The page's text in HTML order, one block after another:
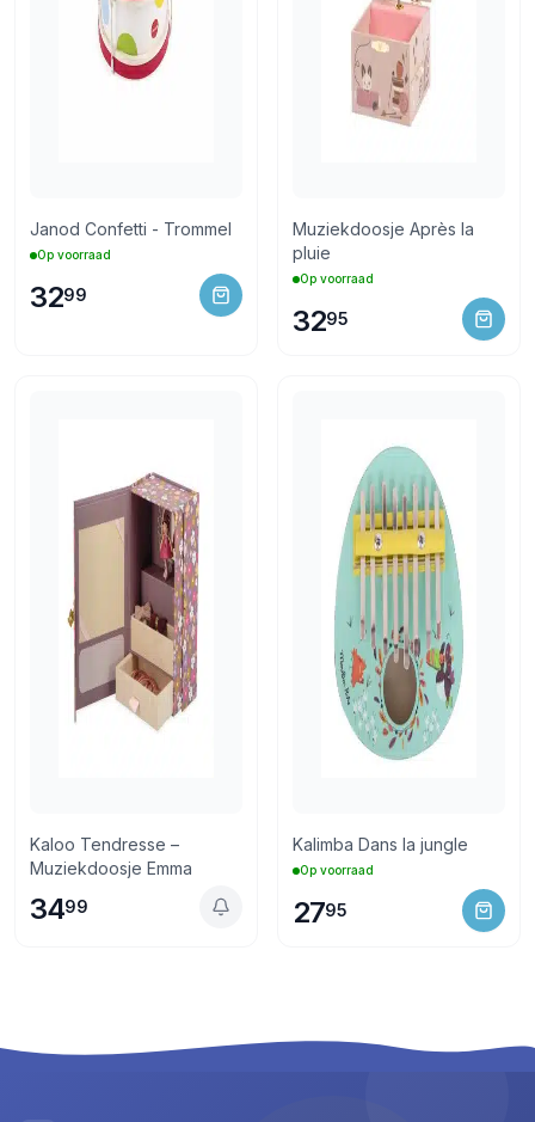
Janod Confetti - Trommel
Op voorraad
3299
Muziekdoosje Après la
pluie
Op voorraad
3295
Kaloo Tendresse –
Muziekdoosje Emma
3499
Kalimba Dans la jungle
Op voorraad
2795